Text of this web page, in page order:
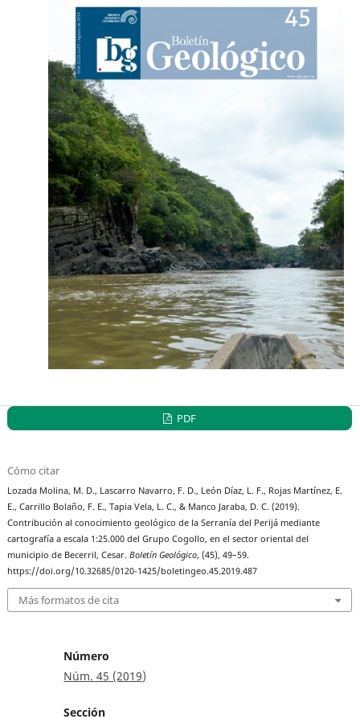
PDF
Cómo citar
Lozada Molina, M. D., Lascarro Navarro, F. D., León Díaz, L. F., Rojas Martínez, E.
E., Carrillo Bolaño, F. E., Tapia Vela, L. C., & Manco Jaraba, D. C. (2019).
Contribución al conocimiento geológico de la Serranía del Perijá mediante
cartografía a escala 1:25.000 del Grupo Cogollo, en el sector oriental del
municipio de Becerril, Cesar.Boletín Geológico, (45), 49–59.
https://doi.org/10.32685/0120-1425/boletingeo.45.2019.487
Más formatos de cita
Número
Núm. 45 (2019)
Sección